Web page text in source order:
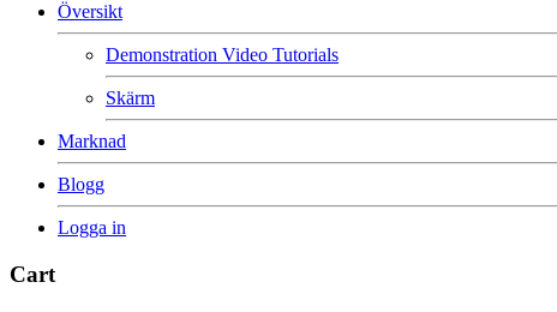
Översikt
Demonstration Video Tutorials
Skärm
Marknad
Blogg
Logga in
Cart